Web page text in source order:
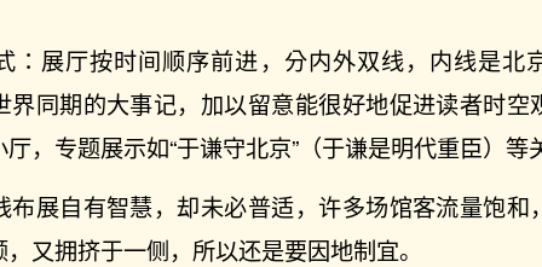
：展厅按时间顺序前进，分内外双线，内线是北
界同期的大事记，加以留意能很好地促进读者时空
，专题展示如“于谦守北京”（于谦是明代重臣）等
布展自有智慧，却未必普适，许多场馆客流量饱和
又拥挤于一侧，所以还是要因地制宜。